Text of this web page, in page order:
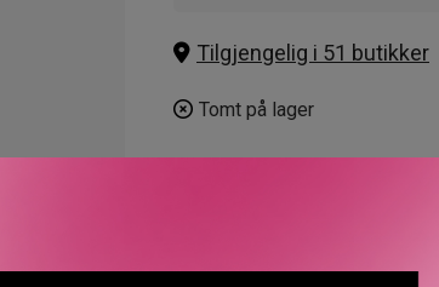
Tilgjengelig i 51 butikker
Tomt på lager